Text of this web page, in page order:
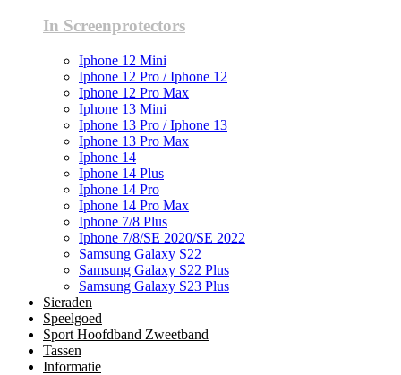
In Screenprotectors
Iphone 12 Mini
Iphone 12 Pro / Iphone 12
Iphone 12 Pro Max
Iphone 13 Mini
Iphone 13 Pro / Iphone 13
Iphone 13 Pro Max
Iphone 14
Iphone 14 Plus
Iphone 14 Pro
Iphone 14 Pro Max
Iphone 7/8 Plus
Iphone 7/8/SE 2020/SE 2022
Samsung Galaxy S22
Samsung Galaxy S22 Plus
Samsung Galaxy S23 Plus
Sieraden
Speelgoed
Sport Hoofdband Zweetband
Tassen
Informatie